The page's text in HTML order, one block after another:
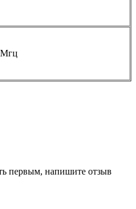
Мгц
первым, напишите отзыв